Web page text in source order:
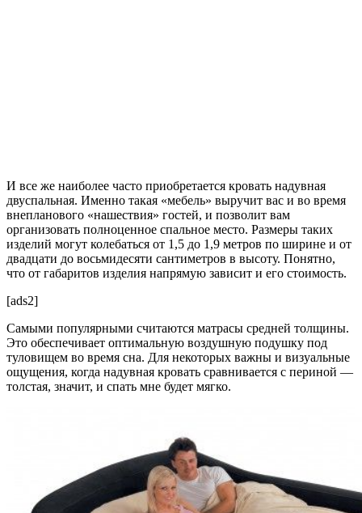
И все же наиболее часто приобретается кровать надувная
двуспальная. Именно такая «мебель» выручит вас и во время
внепланового «нашествия» гостей, и позволит вам
организовать полноценное спальное место. Размеры таких
изделий могут колебаться от 1,5 до 1,9 метров по ширине и от
двадцати до восьмидесяти сантиметров в высоту. Понятно,
что от габаритов изделия напрямую зависит и его стоимость.
[ads2]
Самыми популярными считаются матрасы средней толщины.
Это обеспечивает оптимальную воздушную подушку под
туловищем во время сна. Для некоторых важны и визуальные
ощущения, когда надувная кровать сравнивается с периной —
толстая, значит, и спать мне будет мягко.